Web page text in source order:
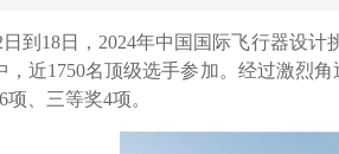
日到18日，2024年中国国际飞行器设
，近1750名顶级选手参加。经过激烈
、三等奖4项。